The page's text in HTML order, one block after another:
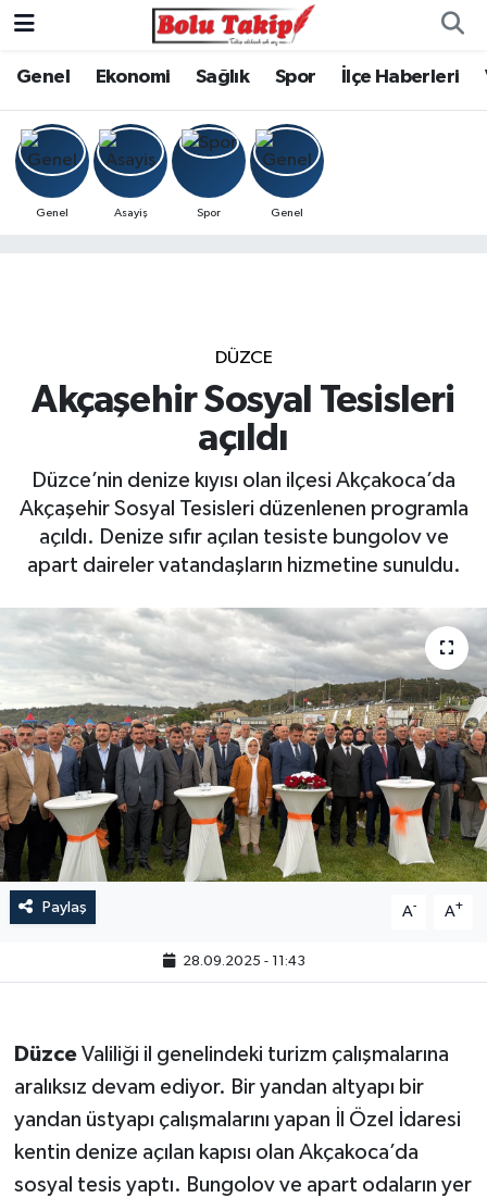
Genel Ekonomi Sağlık Spor İlçe Haberleri
Genel Asayiş Spor Genel
DÜZCE
Akçaşehir Sosyal Tesisleri
açıldı
Düzce’nin denize kıyısı olan ilçesi Akçakoca’da
Akçaşehir Sosyal Tesisleri düzenlenen programla
açıldı. Denize sıfır açılan tesiste bungolov ve
apart daireler vatandaşların hizmetine sunuldu.
Paylaş A- A+
28.09.2025 - 11:43
DüzceValiliği il genelindeki turizm çalışmalarına
aralıksız devam ediyor. Bir yandan altyapı bir
yandan üstyapı çalışmalarını yapan İl Özel İdaresi
kentin denize açılan kapısı olan Akçakoca’da
sosyal tesis yaptı. Bungolov ve apart odaların yer